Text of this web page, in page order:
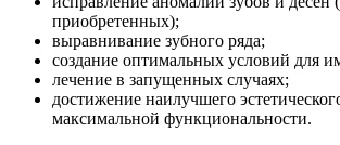
приобретенных);
выравнивание зубного ряда;
создание оптимальных условий для
лечение в запущенных случаях;
достижение наилучшего
максимальной функциональности.